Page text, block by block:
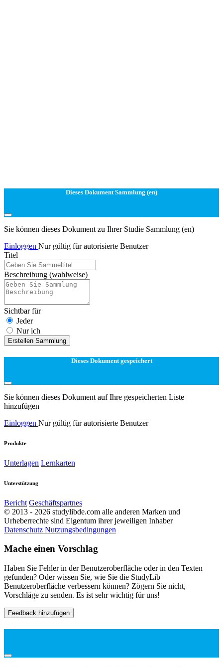
Dieses Dokument Sammlung (en)
Sie können dieses Dokument zu Ihrer Studie Sammlung (en)
Einloggen Nur gültig für autorisierte Benutzer
Titel
Beschreibung (wahlweise)
Sichtbar für
Jeder
Nur ich
Erstellen Sammlung
Dieses Dokument gespeichert
Sie können dieses Dokument auf Ihre gespeicherten Liste
hinzufügen
Einloggen Nur gültig für autorisierte Benutzer
Produkte
Unterlagen Lernkarten
Unterstützung
Bericht Geschäftspartnes
© 2013 - 2026 studylibde.com alle anderen Marken und
Urheberrechte sind Eigentum ihrer jeweiligen Inhaber
Datenschutz Nutzungsbedingungen
Mache einen Vorschlag
Haben Sie Fehler in der Benutzeroberfläche oder in den Texten
gefunden? Oder wissen Sie, wie Sie die StudyLib
Benutzeroberfläche verbessern können? Zögern Sie nicht,
Vorschläge zu senden. Es ist sehr wichtig für uns!
Feedback hinzufügen